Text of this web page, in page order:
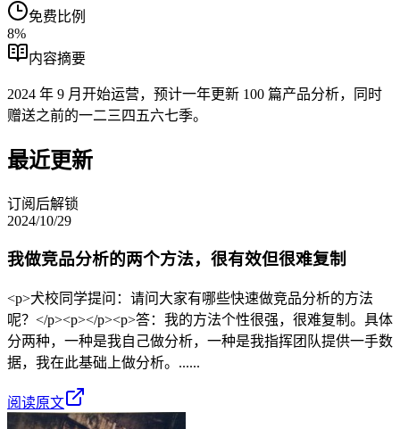
免费比例
8%
内容摘要
2024 年 9 月开始运营，预计一年更新 100 篇产品分析，同时
赠送之前的一二三四五六七季。
最近更新
订阅后解锁
2024/10/29
我做竞品分析的两个方法，很有效但很难复制
<p>犬校同学提问：请问大家有哪些快速做竞品分析的方法
呢？</p><p></p><p>答：我的方法个性很强，很难复制。具体
分两种，一种是我自己做分析，一种是我指挥团队提供一手数
据，我在此基础上做分析。......
阅读原文